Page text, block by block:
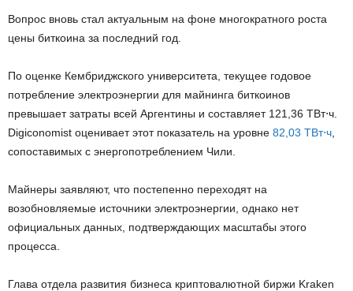
Вопрос вновь стал актуальным на фоне многократного роста
цены биткоина за последний год.
По оценке Кембриджского университета, текущее годовое
потребление электроэнергии для майнинга биткоинов
превышает затраты всей Аргентины и составляет 121,36 ТВт⋅ч.
Digiconomist оценивает этот показатель на уровне 82,03 ТВт⋅ч
сопоставимых с энергопотреблением Чили.
Майнеры заявляют, что постепенно переходят на
возобновляемые источники электроэнергии, однако нет
официальных данных, подтверждающих масштабы этого
процесса.
Глава отдела развития бизнеса криптовалютной биржи Kraken